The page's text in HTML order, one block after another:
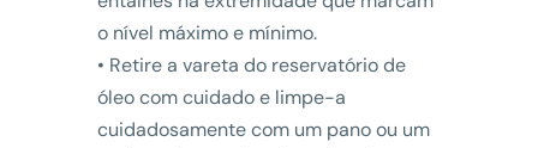
o nível máximo e mínimo.
• Retire a vareta do reservatório de
óleo com cuidado e limpe-a
cuidadosamente com um pano ou um